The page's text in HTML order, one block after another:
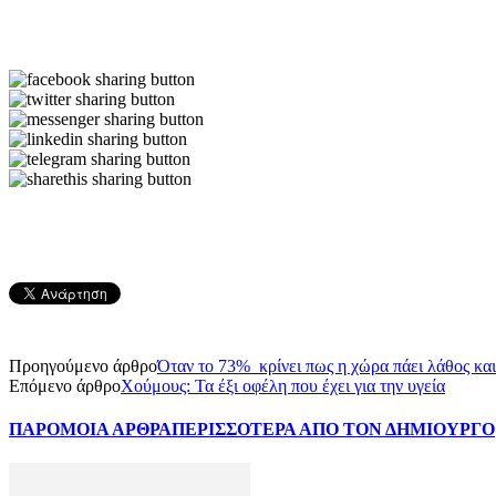
Προηγούμενο άρθροΌταν το 73% κρίνει πως η χώρα πάει λάθος
Επόμενο άρθροΧούμους: Τα έξι οφέλη που έχει για την υγεία
ΠΑΡΟΜΟΙΑ ΑΡΘΡΑΠΕΡΙΣΣΟΤΕΡΑ ΑΠΟ ΤΟΝ ΔΗΜΙΟΥΡΓΟ